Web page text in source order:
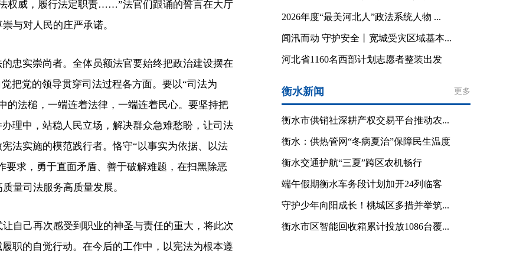
权威，履行法定职责……”法官们跟诵的誓言在大厅
与对人民的庄严承诺。
实崇尚者。全体员额法官要始终把政治建设摆在
把党的领导贯穿司法过程各方面。要以“司法为
的法槌，一端连着法律，一端连着民心。要坚持把
理中，站稳人民立场，解决群众急难愁盼，让司法
法实施的模范践行者。恪守“以事实为依据、以法
要求，勇于直面矛盾、善于破解难题，在扫黑除恶
量司法服务高质量发展。
己再次感受到职业的神圣与责任的重大，将此次
职的自觉行动。在今后的工作中，以宪法为根本遵
2026年度“最美河北人”政法系统人物 ...
闻汛而动 守护安全丨宽城受灾区域基本...
河北省1160名西部计划志愿者整装出发
衡水新闻 更多
衡水市供销社深耕产权交易平台推动农...
衡水：供热管网“冬病夏治”保障民生温度
衡水交通护航“三夏”跨区农机畅行
端午假期衡水车务段计划加开24列临客
守护少年向阳成长！桃城区多措并举筑...
衡水市区智能回收箱累计投放1086台覆...